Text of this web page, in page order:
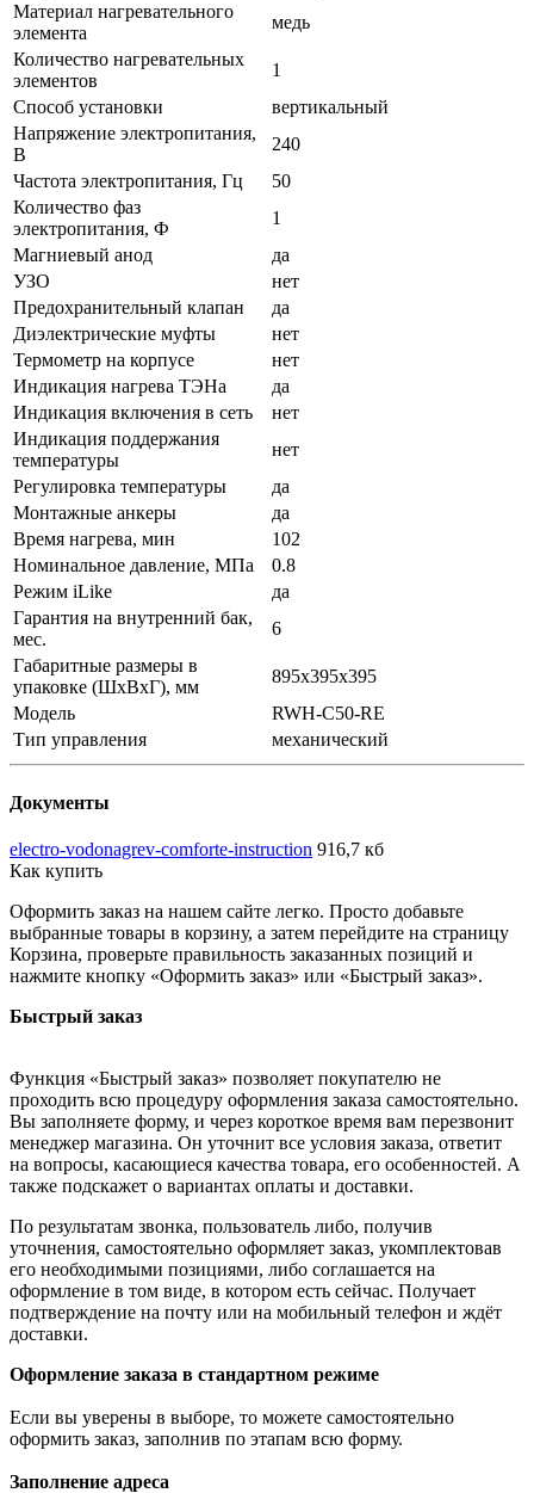
Материал нагревательного
элемента
медь
Количество нагревательных
элементов
1
Способ установки
вертикальный
Напряжение электропитания,
В
240
Частота электропитания, Гц
50
Количество фаз
электропитания, Ф
1
Магниевый анод
да
УЗО
нет
Предохранительный клапан
да
Диэлектрические муфты
нет
Термометр на корпусе
нет
Индикация нагрева ТЭНа
да
Индикация включения в сеть
нет
Индикация поддержания
температуры
нет
Регулировка температуры
да
Монтажные анкеры
да
Время нагрева, мин
102
Номинальное давление, МПа
0.8
Режим iLike
да
Гарантия на внутренний бак,
мес.
6
Габаритные размеры в
упаковке (ШxВxГ), мм
895x395x395
Модель
RWH-С50-RE
Тип управления
механический
Документы
electro-vodonagrev-comforte-instruction 916,7 кб
Как купить
Оформить заказ на нашем сайте легко. Просто добавьте
выбранные товары в корзину, а затем перейдите на страницу
Корзина, проверьте правильность заказанных позиций и
нажмите кнопку «Оформить заказ» или «Быстрый заказ».
Быстрый заказ
Функция «Быстрый заказ» позволяет покупателю не
проходить всю процедуру оформления заказа самостоятельно.
Вы заполняете форму, и через короткое время вам перезвонит
менеджер магазина. Он уточнит все условия заказа, ответит
на вопросы, касающиеся качества товара, его особенностей. А
также подскажет о вариантах оплаты и доставки.
По результатам звонка, пользователь либо, получив
уточнения, самостоятельно оформляет заказ, укомплектовав
его необходимыми позициями, либо соглашается на
оформление в том виде, в котором есть сейчас. Получает
подтверждение на почту или на мобильный телефон и ждёт
доставки.
Оформление заказа в стандартном режиме
Если вы уверены в выборе, то можете самостоятельно
оформить заказ, заполнив по этапам всю форму.
Заполнение адреса